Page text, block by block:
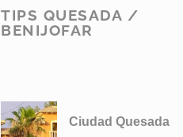
TIPS QUESADA /
BENIJOFAR
Ciudad Quesada